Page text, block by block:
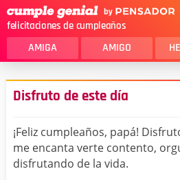
felicitaciones de cumpleaños
AMIGA AMIGO
MAMA
SOBRINA
HERMANO
Disfruto de este día
¡Feliz cumpleaños, papá!
me encanta verte contento,
disfrutando de la vida.